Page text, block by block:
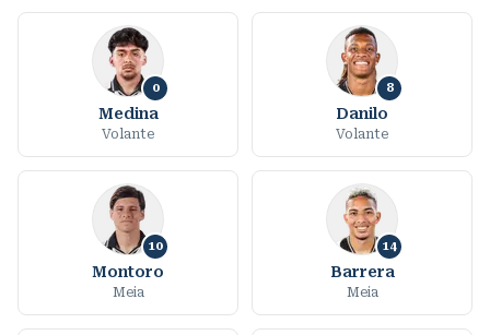
0
Medina
Volante
8
Danilo
Volante
10
Montoro
Meia
14
Barrera
Meia